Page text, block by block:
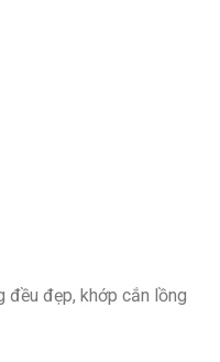
đều đẹp, khớp cắn lồng